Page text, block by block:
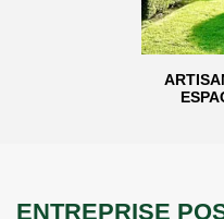
ENTREPRISE